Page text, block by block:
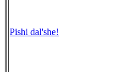
Pishi dal'she!